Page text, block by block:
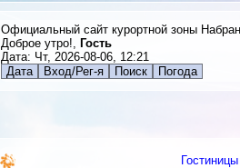
Официальный сайт курортной зоны
Доброе утро!, Гость
Дата: Чт, 2026-08-06, 12:21
Дата
Вход/Рег-я Поиск Погода
Гостиницы